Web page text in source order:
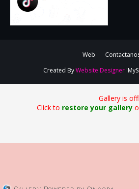
Web
Created ByWebsite Designer
Gallery is
Click to restore your gallery